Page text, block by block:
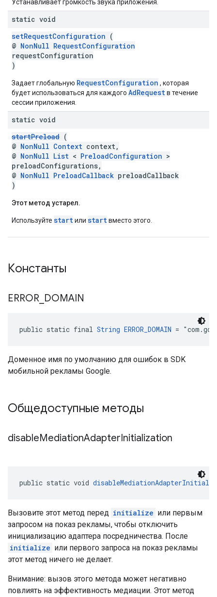
Устанавливает громкость звука приложения.
static void
setRequestConfiguration (
@ NonNull RequestConfiguration
requestConfiguration
)
Задает глобальную RequestConfiguration , которая
будет использоваться для каждого AdRequestв течение
сессии приложения.
static void
startPreload (
@ NonNull Context context,
@ NonNull List < PreloadConfiguration >
preloadConfigurations,
@ NonNull PreloadCallback preloadCallback
)
Этот метод устарел.
Используйте startили startвместо этого.
Константы
ERROR DOMAIN
public static final String ERROR_DOMAIN =
Доменное имя по умолчанию для ошибок в SDK
мобильной рекламы Google.
Общедоступные методы
disableMediationAdapterInitialization
public static void
Вызовите этот метод перед initialize или первым
запросом на показ рекламы, чтобы отключить
инициализацию адаптера посредничества. После
initialize или первого запроса на показ рекламы
этот метод ничего не делает.
Внимание: вызов этого метода может негативно
повлиять на эффективность медиации. Этот метод